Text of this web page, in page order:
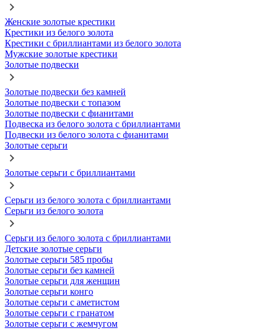
Женские золотые крестики
Крестики из белого золота
Крестики с бриллиантами из белого золота
Мужские золотые крестики
Золотые подвески
Золотые подвески без камней
Золотые подвески с топазом
Золотые подвески с фианитами
Подвеска из белого золота с бриллиантами
Подвески из белого золота с фианитами
Золотые серьги
Золотые серьги с бриллиантами
Серьги из белого золота с бриллиантами
Серьги из белого золота
Серьги из белого золота с бриллиантами
Детские золотые серьги
Золотые серьги 585 пробы
Золотые серьги без камней
Золотые серьги для женщин
Золотые серьги конго
Золотые серьги с аметистом
Золотые серьги с гранатом
Золотые серьги с жемчугом